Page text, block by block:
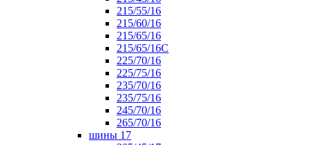
215/55/16
215/60/16
215/65/16
215/65/16С
225/70/16
225/75/16
235/70/16
235/75/16
245/70/16
265/70/16
шины 17